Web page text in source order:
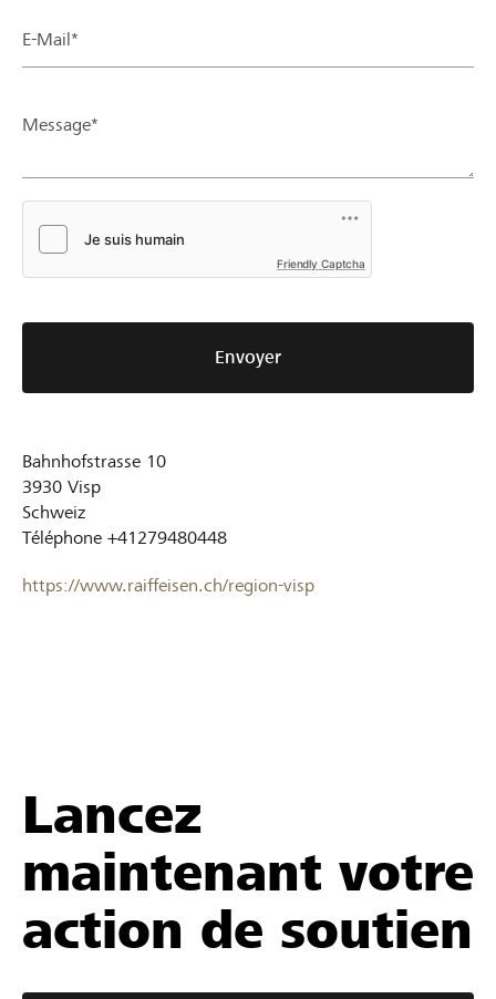
E-Mail*
Message*
Friendly Captcha
Envoyer
Bahnhofstrasse 10
3930 Visp
Schweiz
Téléphone +41279480448
https://www.raiffeisen.ch/region-visp
Lancez
maintenant votre
action de soutien